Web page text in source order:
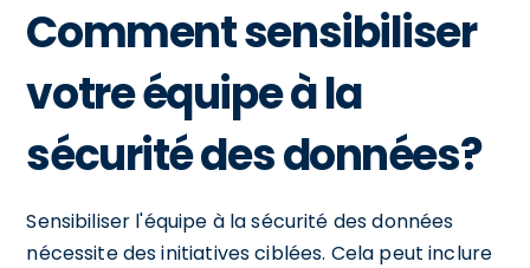
Comment sensibiliser
votre équipe à la
sécurité des données?
Sensibiliser l'équipe à la sécurité des données
nécessite des initiatives ciblées. Cela peut inclure